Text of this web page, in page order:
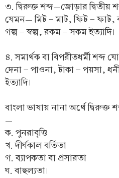
৩. দ্বিরুক্ত শব্দ—জোড়ার দ্বিতীয়
যেমন— মিট - মাট, ফিট -
গল্প - স্বল্প, রকম - সকম ইত্যাদি।
৪. সমার্থক বা বিপরীতধর্মী
দেনা - পাওনা, টাকা - পয়সা,
ইত্যাদি।
বাংলা ভাষায় নানা অর্থে
—
ক. পুনরাবৃত্তি
খ. দীর্ঘকাল বর্তিতা
গ. ব্যাপকতা বা প্রসারতা
ঘ. বাহুল্যতা।